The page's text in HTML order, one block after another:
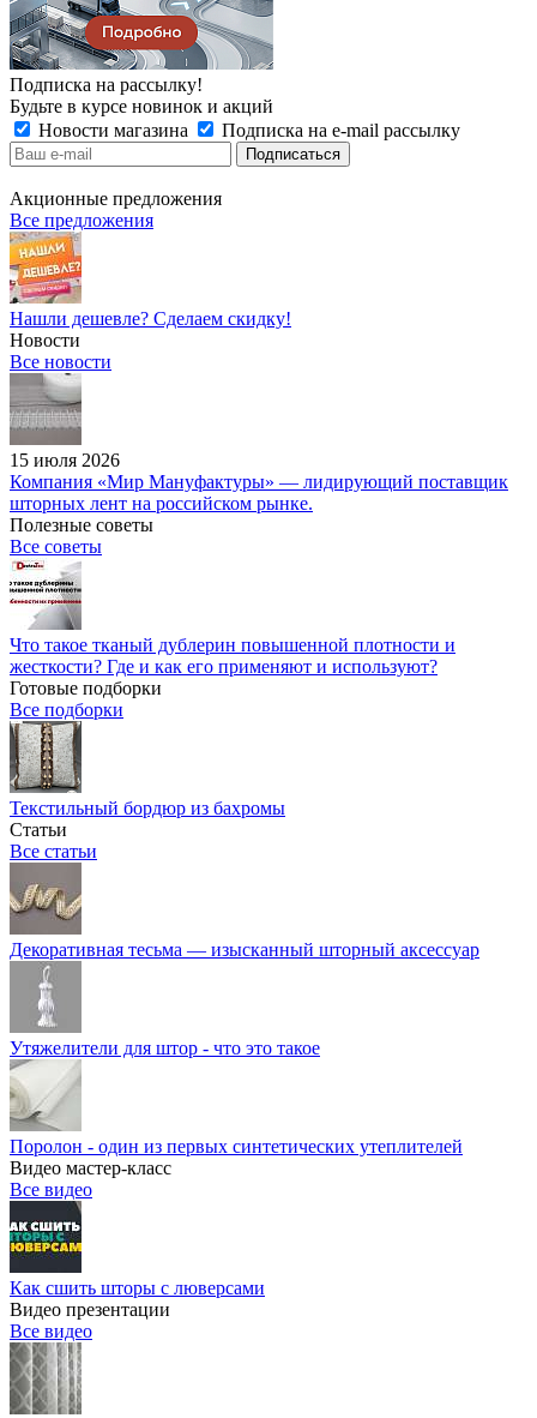
Подписка на рассылку!
Будьте в курсе новинок и акций
Новости магазина
Подписка на e-mail рассылку
Акционные предложения
Все предложения
Нашли дешевле? Сделаем скидку!
Новости
Все новости
15 июля 2026
Компания «Мир Мануфактуры» — лидирующий поставщик
шторных лент на российском рынке.
Полезные советы
Все советы
Что такое тканый дублерин повышенной плотности и
жесткости? Где и как его применяют и используют?
Готовые подборки
Все подборки
Текстильный бордюр из бахромы
Статьи
Все статьи
Декоративная тесьма — изысканный шторный аксессуар
Утяжелители для штор - что это такое
Поролон - один из первых синтетических утеплителей
Видео мастер-класс
Все видео
Как сшить шторы с люверсами
Видео презентации
Все видео